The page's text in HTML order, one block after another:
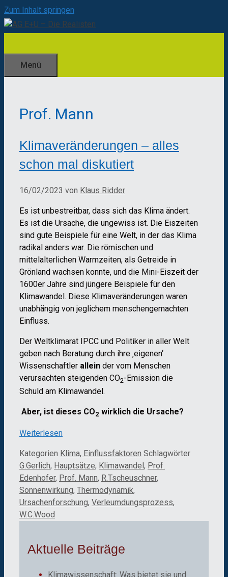
Zum Inhalt springen
Menü
Prof. Mann
Klimaveränderungen – alles
schon mal diskutiert
16/02/2023 von Klaus Ridder
Es ist unbestreitbar, dass sich das Klima ändert.
Es ist die Ursache, die ungewiss ist. Die Eiszeiten
sind gute Beispiele für eine Welt, in der das Klima
radikal anders war. Die römischen und
mittelalterlichen Warmzeiten, als Getreide in
Grönland wachsen konnte, und die Mini-Eiszeit der
1600er Jahre sind jüngere Beispiele für den
Klimawandel. Diese Klimaveränderungen waren
unabhängig von jeglichem menschengemachten
Einfluss.
Der Weltklimarat IPCC und Politiker in aller Welt
geben nach Beratung durch ihre ‚eigenen‘
Wissenschaftler allein der vom Menschen
verursachten steigenden CO2-Emission die
Schuld am Klimawandel.
Aber, ist dieses CO2 wirklich die Ursache?
Weiterlesen
Kategorien Klima, Einflussfaktoren Schlagwörter
G.Gerlich, Hauptsätze, Klimawandel, Prof.
Edenhofer, Prof. Mann, R.Tscheuschner,
Sonnenwirkung, Thermodynamik,
Ursachenforschung, Verleumdungsprozess,
W.C.Wood
Aktuelle Beiträge
Klimawissenschaft: Was bietet sie und